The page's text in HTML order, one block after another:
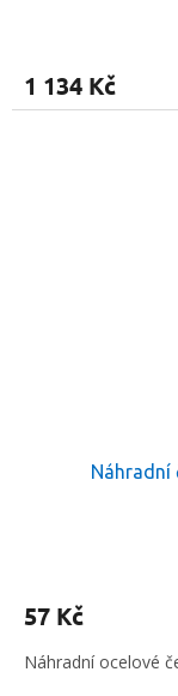
1 134 Kč
Náhradní
57 Kč
Náhradní ocelové